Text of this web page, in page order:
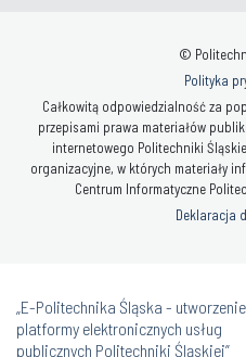
©
Polityka
Całkowitą odpowiedzialność za
przepisami prawa materiałów
internetowego Politechniki
organizacyjne, w których materiały
Centrum Informatyczne
Deklaracja
„E-Politechnika Śląska - utworzenie
platformy elektronicznych usług
publicznych Politechniki Śląskiej”